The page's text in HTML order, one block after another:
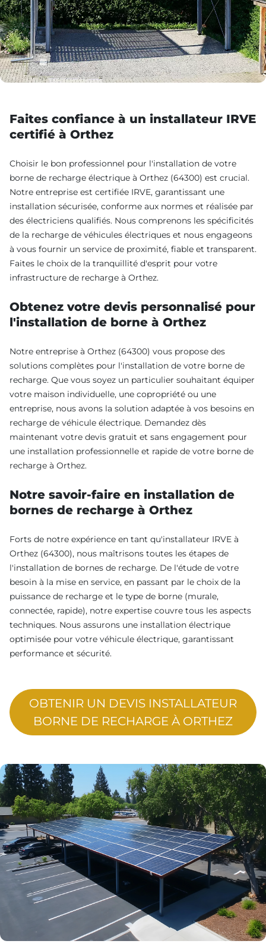
Faites confiance à un installateur IRVE
certifié à Orthez
Choisir le bon professionnel pour l'installation de votre
borne de recharge électrique à Orthez (64300) est crucial.
Notre entreprise est certifiée IRVE, garantissant une
installation sécurisée, conforme aux normes et réalisée par
des électriciens qualifiés. Nous comprenons les spécificités
de la recharge de véhicules électriques et nous engageons
à vous fournir un service de proximité, fiable et transparent.
Faites le choix de la tranquillité d'esprit pour votre
infrastructure de recharge à Orthez.
Obtenez votre devis personnalisé pour
l'installation de borne à Orthez
Notre entreprise à Orthez (64300) vous propose des
solutions complètes pour l'installation de votre borne de
recharge. Que vous soyez un particulier souhaitant équiper
votre maison individuelle, une copropriété ou une
entreprise, nous avons la solution adaptée à vos besoins en
recharge de véhicule électrique. Demandez dès
maintenant votre devis gratuit et sans engagement pour
une installation professionnelle et rapide de votre borne de
recharge à Orthez.
Notre savoir-faire en installation de
bornes de recharge à Orthez
Forts de notre expérience en tant qu'installateur IRVE à
Orthez (64300), nous maîtrisons toutes les étapes de
l'installation de bornes de recharge. De l'étude de votre
besoin à la mise en service, en passant par le choix de la
puissance de recharge et le type de borne (murale,
connectée, rapide), notre expertise couvre tous les aspects
techniques. Nous assurons une installation électrique
optimisée pour votre véhicule électrique, garantissant
performance et sécurité.
OBTENIR UN DEVIS INSTALLATEUR
BORNE DE RECHARGE À ORTHEZ